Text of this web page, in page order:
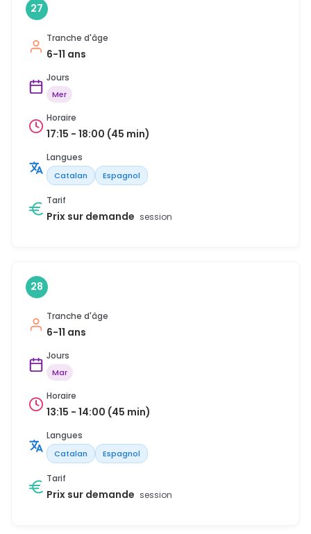
27
Tranche d'âge
6-11 ans
Jours
Mer
Horaire
17:15 - 18:00 (45 min)
Langues
Catalan Espagnol
Tarif
Prix sur demande session
28
Tranche d'âge
6-11 ans
Jours
Mar
Horaire
13:15 - 14:00 (45 min)
Langues
Catalan Espagnol
Tarif
Prix sur demande session